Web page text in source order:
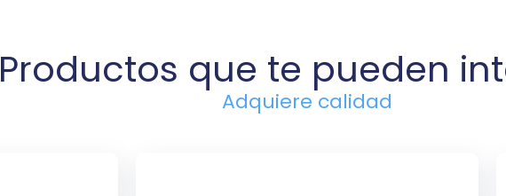
Productos que te pueden
Adquiere calidad